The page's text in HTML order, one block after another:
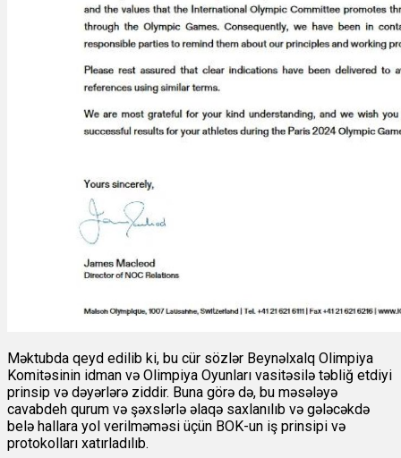
Məktubda qeyd edilib ki, bu cür sözlər Beynəlxalq Olimpiya
Komitəsinin idman və Olimpiya Oyunları vasitəsilə təbliğ etdiyi
prinsip və dəyərlərə ziddir. Buna görə də, bu məsələyə
cavabdeh qurum və şəxslərlə əlaqə saxlanılıb və gələcəkdə
belə hallara yol verilməməsi üçün BOK-un iş prinsipi və
protokolları xatırladılıb.